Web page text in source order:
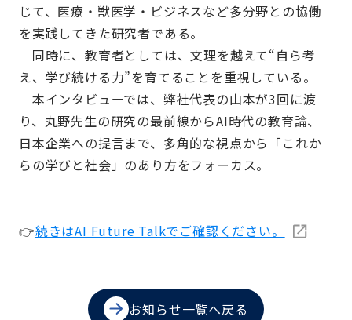
じて、医療・獣医学・ビジネスなど多分野との協働
を実践してきた研究者である。
同時に、教育者としては、文理を越えて“自ら考
え、学び続ける力”を育てることを重視している。
本インタビューでは、弊社代表の山本が3回に渡
り、丸野先生の研究の最前線からAI時代の教育論、
日本企業への提言まで、多角的な視点から「これか
らの学びと社会」のあり方をフォーカス。
👉続きはAI Future Talkでご確認ください。
お知らせ一覧へ戻る